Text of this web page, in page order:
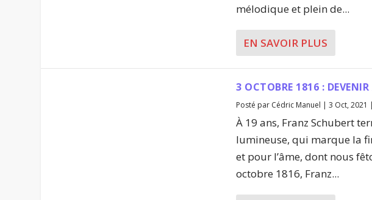
mélodique et plein de...
EN SAVOIR PLUS
3 OCTOBRE 1816 :
Posté par Cédric Manuel |3 Oct, 2021 |
À 19 ans, Franz Schubert
lumineuse, qui marque la
et pour l’âme, dont nous
octobre 1816, Franz...